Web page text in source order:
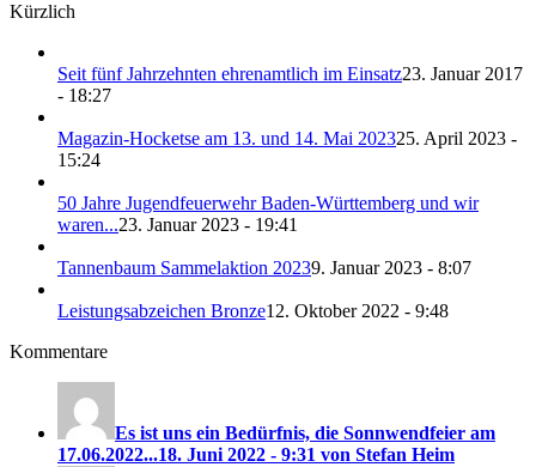
Kürzlich
Seit fünf Jahrzehnten ehrenamtlich im Einsatz23. Januar 2017
- 18:27
Magazin-Hocketse am 13. und 14. Mai 202325. April 2023 -
15:24
50 Jahre Jugendfeuerwehr Baden-Württemberg und wir
waren...23. Januar 2023 - 19:41
Tannenbaum Sammelaktion 20239. Januar 2023 - 8:07
Leistungsabzeichen Bronze12. Oktober 2022 - 9:48
Kommentare
Es ist uns ein Bedürfnis, die Sonnwendfeier am
17.06.2022...18. Juni 2022 - 9:31 von Stefan Heim